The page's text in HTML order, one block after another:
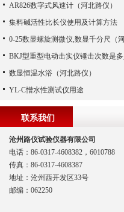
AR826数字式风速计（河北路仪）
集料碱活性比长仪使用及计算方法
BKJ型重型电动击实仪锤击次数是
数显恒温水浴（河北路仪）
YL-C憎水性测试仪用途
联系我们
沧州路仪试验仪器有限公司
电话：86-0317-4608382，6010788
传真：86-0317-4608387
地址：沧州西开发区33号
邮编：062250